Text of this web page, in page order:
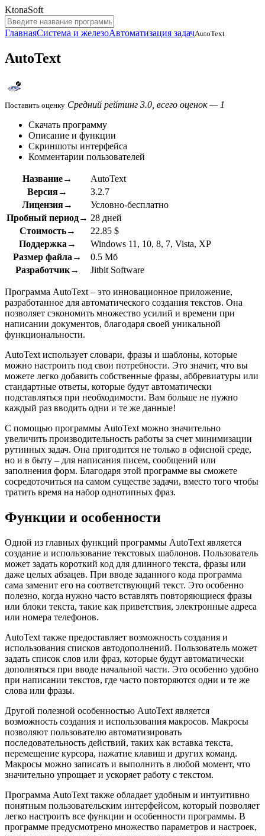
KtonaSoft
ГлавнаяСистема и железоАвтоматизация задачAutoText
AutoText
Поставить оценку Средний рейтинг 3.0, всего оценок — 1
Скачать программу
Описание и функции
Скриншоты интерфейса
Комментарии пользователей
Название→
AutoText
Версия→
3.2.7
Лицензия→
Условно-бесплатно
Пробный период→ 28 дней
Стоимость→
22.85 $
Поддержка→
Windows 11, 10, 8, 7, Vista, XP
Размер файла→
0.5 Мб
Разработчик→
Jitbit Software
Программа AutoText – это инновационное приложение,
разработанное для автоматического создания текстов. Она
позволяет сэкономить множество усилий и времени при
написании документов, благодаря своей уникальной
функциональности.
AutoText использует словари, фразы и шаблоны, которые
можно настроить под свои потребности. Это значит, что вы
можете легко добавить собственные фразы, аббревиатуры или
стандартные ответы, которые будут автоматически
подставляться при необходимости. Вам больше не нужно
каждый раз вводить одни и те же данные!
С помощью программы AutoText можно значительно
увеличить производительность работы за счет минимизации
рутинных задач. Она пригодится не только в офисной среде,
но и в быту – для написания писем, сообщений или
заполнения форм. Благодаря этой программе вы сможете
сосредоточиться на самом существе задачи, вместо того чтобы
тратить время на набор однотипных фраз.
Функции и особенности
Одной из главных функций программы AutoText является
создание и использование текстовых шаблонов. Пользователь
может задать короткий код для длинного текста, фразы или
даже целых абзацев. При вводе заданного кода программа
сама заменит его на соответствующий текст. Это особенно
полезно, когда нужно часто вставлять повторяющиеся фразы
или блоки текста, такие как приветствия, электронные адреса
или номера телефонов.
AutoText также предоставляет возможность создания и
использования списков автодополнений. Пользователь может
задать список слов или фраз, которые будут автоматически
дополняться при вводе начальной части. Это особенно удобно
при написании текстов, где часто повторяются одни и те же
слова или фразы.
Другой полезной особенностью AutoText является
возможность создания и использования макросов. Макросы
позволяют пользователю автоматизировать
последовательность действий, таких как вставка текста,
перемещение курсора, нажатие клавиш и других команд.
Макросы можно записать и выполнить в любой момент, что
значительно упрощает и ускоряет работу с текстом.
Программа AutoText также обладает удобным и интуитивно
понятным пользовательским интерфейсом, который позволяет
легко настроить все функции и особенности программы. В
программе предусмотрено множество параметров и настроек,